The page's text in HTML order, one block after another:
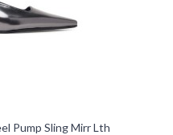
Pump Sling Mirr Lth